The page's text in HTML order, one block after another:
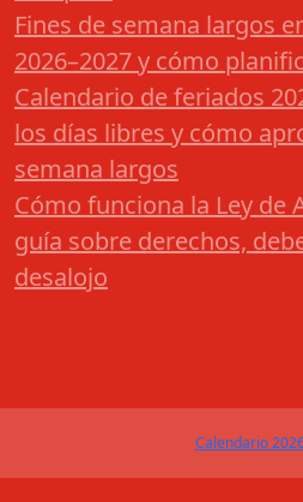
Fines de semana largos
2026–2027 y cómo
Calendario de feriados
los días libres y cómo
semana largos
Cómo funciona la Ley de
guía sobre derechos,
desalojo
Calendario